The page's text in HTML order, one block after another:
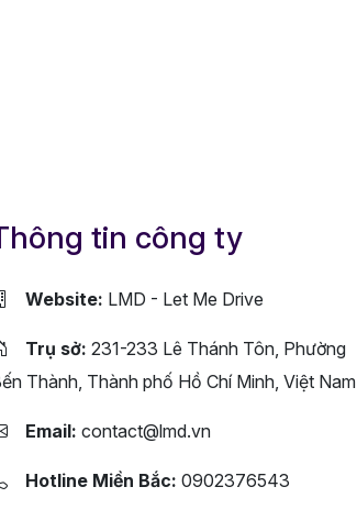
tin công ty
Website: LMD - Let Me Drive
Trụ sở: 231-233 Lê Thánh Tôn, Phường
Thành, Thành phố Hồ Chí Minh, Việt Nam
Email: contact@lmd.vn
Hotline Miền Bắc: 0902376543